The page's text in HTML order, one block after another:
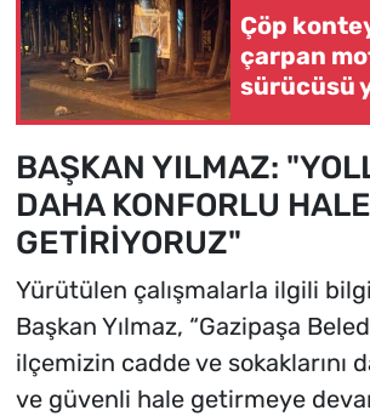
Çöp
çarpan
sürücüsü
BAŞKAN YILMAZ:
DAHA KONFORLU HALE
GETİRİYORUZ"
Yürütülen çalışmalarla ilgili
Başkan Yılmaz, “Gazipaşa
ilçemizin cadde ve sokaklarını
ve güvenli hale getirmeye